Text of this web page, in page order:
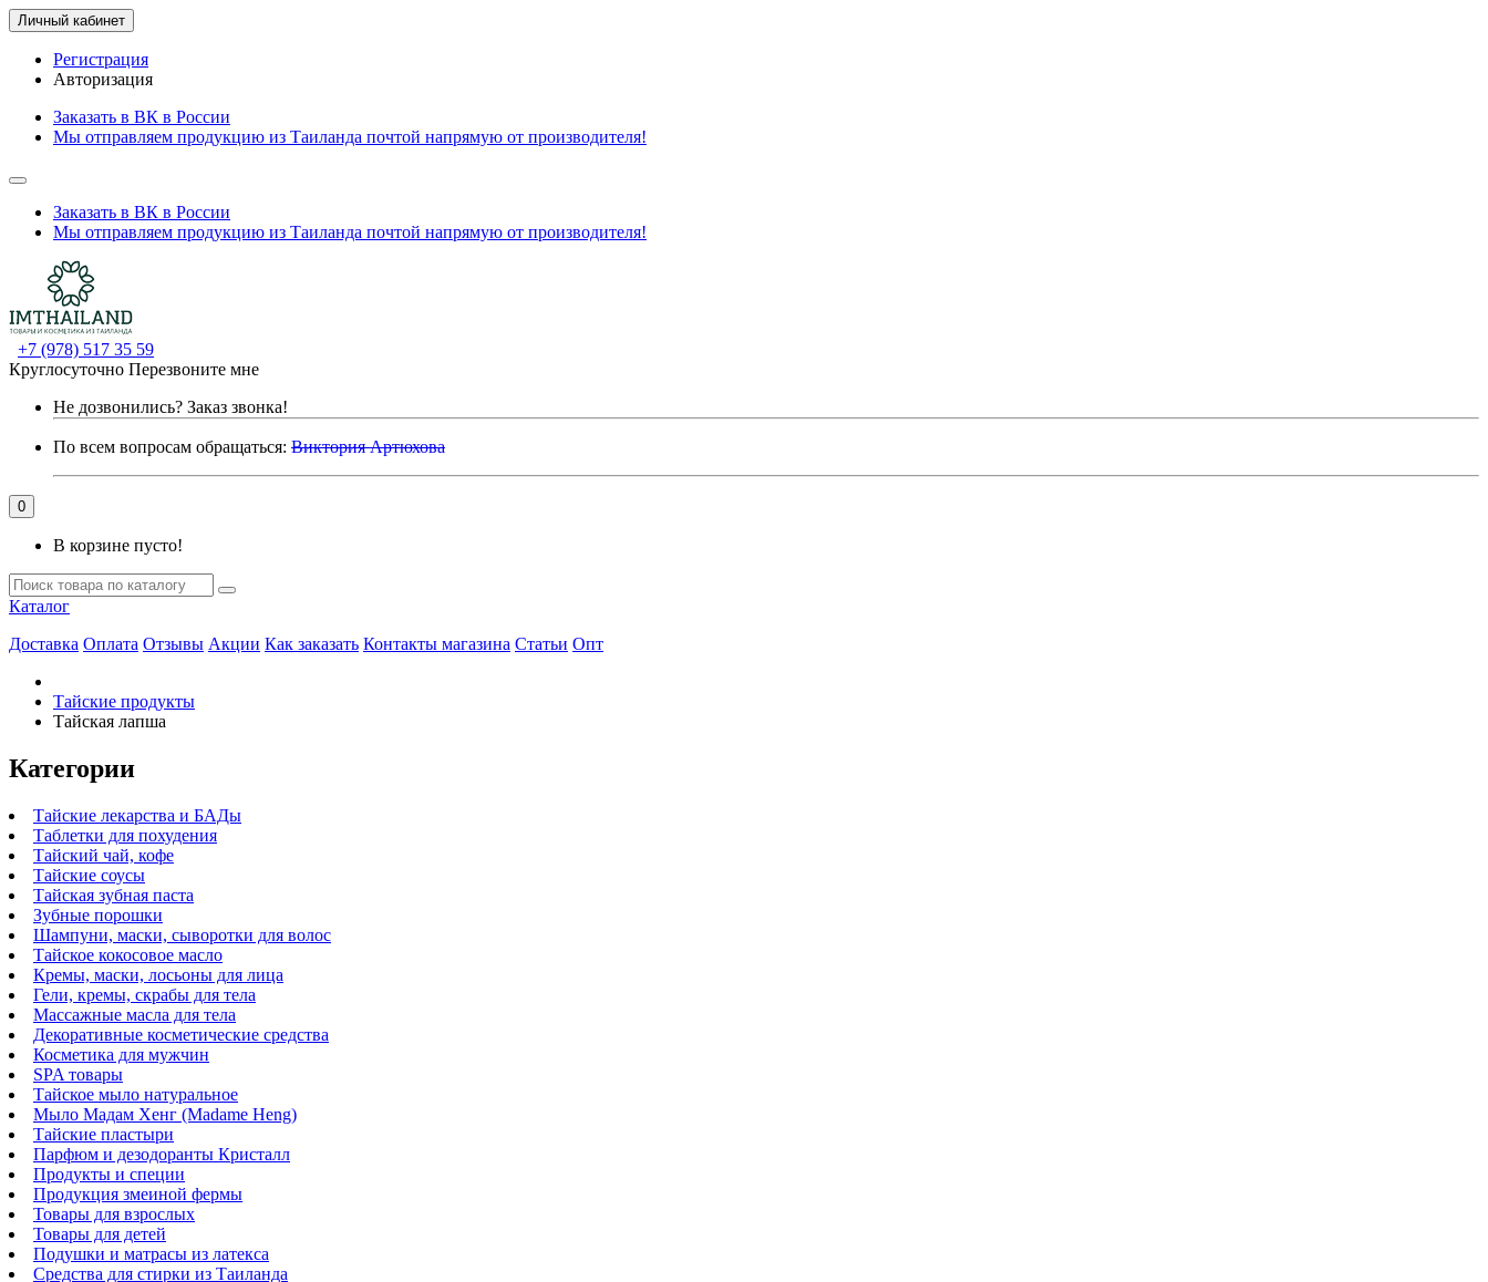
Личный кабинет
Регистрация
Авторизация
Заказать в ВК в России
Мы отправляем продукцию из Таиланда почтой напрямую от производителя!
Заказать в ВК в России
Мы отправляем продукцию из Таиланда почтой напрямую от производителя!
+7 (978) 517 35 59
Круглосуточно Перезвоните мне
Не дозвонились? Заказ звонка!
По всем вопросам обращаться: Виктория Артюхова
0
В корзине пусто!
Каталог
Доставка Оплата Отзывы Акции Как заказать Контакты магазина Статьи Опт
Тайские продукты
Тайская лапша
Категории
Тайские лекарства и БАДы
Таблетки для похудения
Тайский чай, кофе
Тайские соусы
Тайская зубная паста
Зубные порошки
Шампуни, маски, сыворотки для волос
Тайское кокосовое масло
Кремы, маски, лосьоны для лица
Гели, кремы, скрабы для тела
Массажные масла для тела
Декоративные косметические средства
Косметика для мужчин
SPA товары
Тайское мыло натуральное
Мыло Мадам Хенг (Madame Heng)
Тайские пластыри
Парфюм и дезодоранты Кристалл
Продукты и специи
Продукция змеиной фермы
Товары для взрослых
Товары для детей
Подушки и матрасы из латекса
Средства для стирки из Таиланда